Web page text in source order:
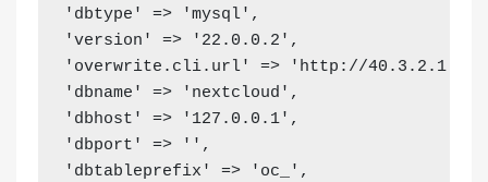
'dbtype'
=> 'mysql' ,
'version'
=> '22.0.0.2' ,
'overwrite.cli.url'
=>
'http://
'dbname'
=> 'nextcloud' ,
'dbhost'
=> '127.0.0.1' ,
'dbport'
=> '' ,
'dbtableprefix'
=> 'oc_' ,